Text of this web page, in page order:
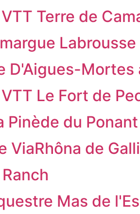
Terre de
Labrousse
D'Aigues-Mortes
Le Fort de
Pinède du Ponant
ViaRhôna de
Mas de